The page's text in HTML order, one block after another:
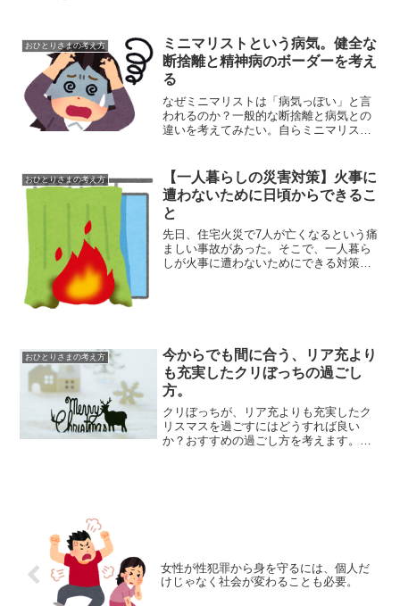
おひとりさまの考え方
ミニマリストという病気。健全な
断捨離と精神病のボーダーを考え
る
なぜミニマリストは「病気っぽい」と言
われるのか？一般的な断捨離と病気との
違いを考えてみたい。自らミニマリスト
ことに思い当たったら、いったん断捨離
は止めた方がいい。基準は楽...
おひとりさまの考え方
【一人暮らしの災害対策】火事に
遭わないために日頃からできるこ
と
先日、住宅火災で7人が亡くなるという痛
ましい事故があった。そこで、一人暮ら
しが火事に遭わないためにできる対策を
おひとりさまの考え方
今からでも間に合う、リア充より
も充実したクリぼっちの過ごし
方。
クリぼっちが、リア充よりも充実したク
リスマスを過ごすにはどうすれば良い
か？おすすめの過ごし方を考えます。私
女性が性犯罪から身を守るには、個人だ
けじゃなく社会が変わることも必要。